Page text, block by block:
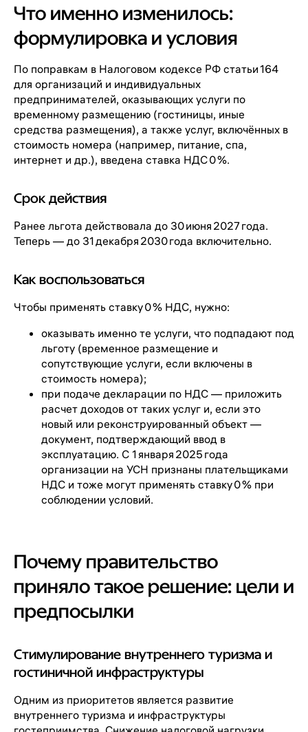
Что именно изменилось:
формулировка и условия
По поправкам в Налоговом кодексе РФ статьи 164
для организаций и индивидуальных
предпринимателей, оказывающих услуги по
временному размещению (гостиницы, иные
средства размещения), а также услуг, включённых в
стоимость номера (например, питание, спа,
интернет и др.), введена ставка НДС 0 %.
Срок действия
Ранее льгота действовала до 30 июня 2027 года.
Теперь — до 31 декабря 2030 года включительно.
Как воспользоваться
Чтобы применять ставку 0 % НДС, нужно:
оказывать именно те услуги, что подпадают под
льготу (временное размещение и
сопутствующие услуги, если включены в
стоимость номера);
при подаче декларации по НДС — приложить
расчет доходов от таких услуг и, если это
новый или реконструированный объект —
документ, подтверждающий ввод в
эксплуатацию. С 1 января 2025 года
организации на УСН признаны плательщиками
НДС и тоже могут применять ставку 0 % при
соблюдении условий.
Почему правительство
приняло такое решение: цели и
предпосылки
Стимулирование внутреннего туризма и
гостиничной инфраструктуры
Одним из приоритетов является развитие
внутреннего туризма и инфраструктуры